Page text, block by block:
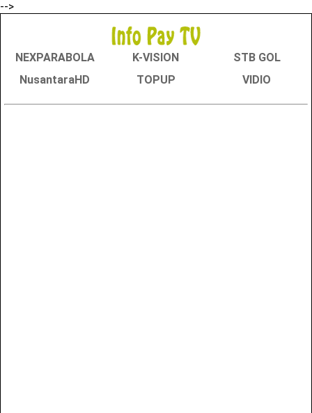
-->
NEXPARABOLA K-VISION
STB GOL
NusantaraHD
TOPUP VIDIO